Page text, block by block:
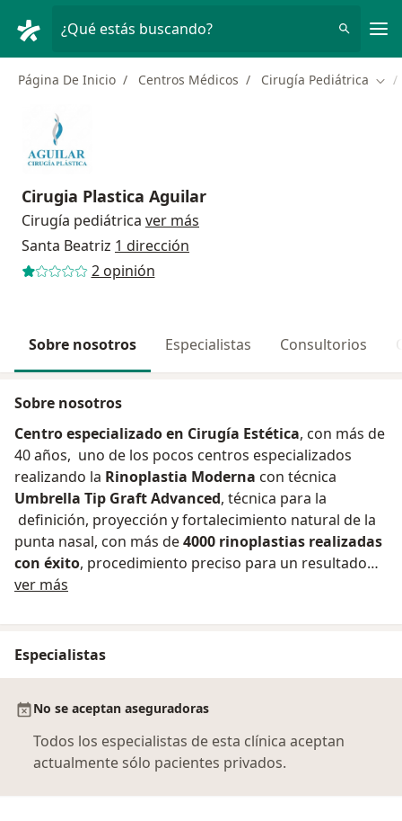
¿Qué estás buscando?
Página De Inicio Centros Médicos Cirugía Pediátrica
Cirugia Plastica Aguilar
Cirugía pediátrica ver más
Santa Beatriz 1 dirección
2 opinión
Sobre nosotros Especialistas Consultorios
Sobre nosotros
Centro especializado en Cirugía Estética, con más de
40 años, uno de los pocos centros especializados
realizando la Rinoplastia Moderna con técnica
Umbrella Tip Graft Advanced, técnica para la
definición, proyección y fortalecimiento natural de la
punta nasal, con más de4000 rinoplastias realizadas
con éxito, procedimiento preciso para un resultado
perfecto.
ver más
Especialistas
No se aceptan aseguradoras
Todos los especialistas de esta clínica aceptan
actualmente sólo pacientes privados.